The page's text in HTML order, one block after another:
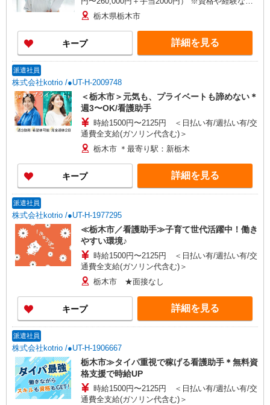
による …一律手当… 業務手当：2,000円 …その
他手当… 連絡当番手当：1,000円/日 賞与：年2回
（前年度実績3.6ヶ月） 昇給：年1回 固定残業代
なし（超過分別途支給）
栃木県栃木市
キープ 詳細を見る
派遣社員
株式会社kotrio /●UT-H-2009748
＜栃木市＞元気も、プライベートも諦めない＊
週3〜OK/看護助手
時給1500円〜2125円 ＜日払い有/週払い有/交
通費全支給(ガソリン代含む)＞
栃木市 ＊最寄り駅：新栃木
キープ 詳細を見る
派遣社員
株式会社kotrio /●UT-H-1977295
≪栃木市／看護助手≫子育て世代活躍中！働き
やすい環境♪
時給1500円〜2125円 ＜日払い有/週払い有/交
通費全支給(ガソリン代含む)＞
栃木市 ★面接なし
キープ 詳細を見る
派遣社員
株式会社kotrio /●UT-H-1906667
栃木市≫タイパ重視で稼げる看護助手＊無料資
格支援で時給UP
時給1500円〜2125円 ＜日払い有/週払い有/交
通費全支給(ガソリン代含む)＞